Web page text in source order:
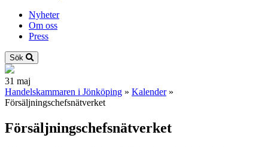
Nyheter
Om oss
Press
Sök
31 maj
Handelskammaren i Jönköping » Kalender »
Försäljningschefsnätverket
Försäljningschefsnätverket